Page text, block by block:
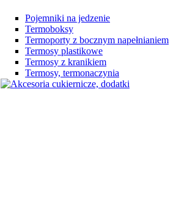
Pojemniki na jedzenie
Termoboksy
Termoporty z bocznym napełnianiem
Termosy plastikowe
Termosy z kranikiem
Termosy, termonaczynia